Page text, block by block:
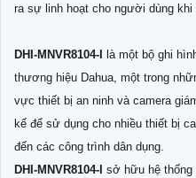
ra sự linh hoạt cho người dùng khi
DHI-MNVR8104-I là một bộ ghi
thương hiệu Dahua, một trong
vực thiết bị an ninh và camera
kế để sử dụng cho nhiều thiết bị
đến các công trình dân dụng.
DHI-MNVR8104-I sở hữu hệ thống